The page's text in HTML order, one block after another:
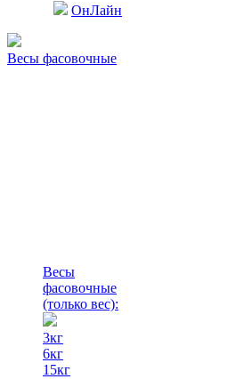
ОнЛайн
Весы фасовочные
Весы
фасовочные
(только вес):
3кг
6кг
15кг